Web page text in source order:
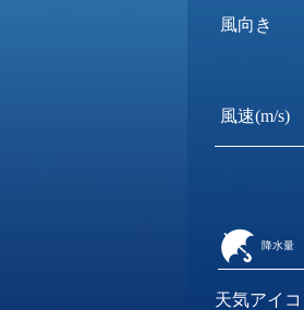
風向き
風速(m/s)
降水量
天気アイ